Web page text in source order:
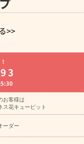
>>
生日フラワーギフト特集
祝い
悔やみの花
胡蝶蘭・花鉢
り ギフト・プレゼント
ント
お盆 花（新
・お供え 花とセットギ
ひまわり ギフト・プ
舞い 花のギフト特集
お客様は
ス花キューピット
ーダー